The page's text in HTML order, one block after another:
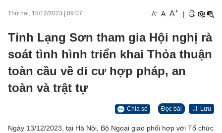
Thứ hai, 18/12/2023 09:07 A- A A+ |
Tỉnh Lạng Sơn tham gia Hội nghị rà
soát tình hình triển khai Thỏa thuận
toàn cầu về di cư hợp pháp, an
toàn và trật tự
Chia sẻ Đọc bài Lưu
Ngày 13/12/2023, tại Hà Nội, Bộ Ngoại giao phối hợp với Tổ chức